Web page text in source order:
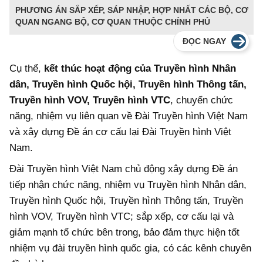
PHƯƠNG ÁN SẮP XẾP, SÁP NHẬP, HỢP NHẤT CÁC BỘ, CƠ
QUAN NGANG BỘ, CƠ QUAN THUỘC CHÍNH PHỦ
ĐỌC NGAY
Cụ thể, kết thúc hoạt động của Truyền hình Nhân
dân, Truyền hình Quốc hội, Truyền hình Thông tấn,
Truyền hình VOV, Truyền hình VTC, chuyển chức
năng, nhiệm vụ liên quan về Đài Truyền hình Việt Nam
và xây dựng Đề án cơ cấu lại Đài Truyền hình Việt
Nam.
Đài Truyền hình Việt Nam chủ động xây dựng Đề án
tiếp nhận chức năng, nhiệm vụ Truyền hình Nhân dân,
Truyền hình Quốc hội, Truyền hình Thông tấn, Truyền
hình VOV, Truyền hình VTC; sắp xếp, cơ cấu lại và
giảm mạnh tổ chức bên trong, bảo đảm thực hiện tốt
nhiệm vụ đài truyền hình quốc gia, có các kênh chuyên